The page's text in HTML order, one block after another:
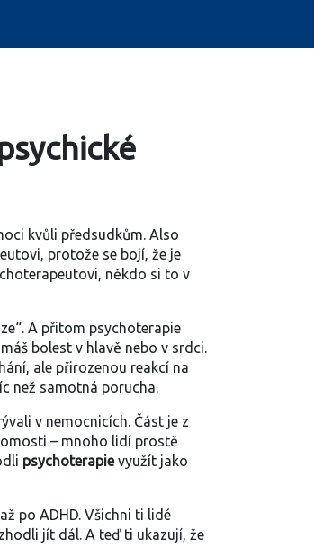
kvůli předsudkům. Also
protože se bojí, že je
někdo si to v
A přitom psychoterapie
bolest v hlavě nebo v srdci.
ale přirozenou reakcí na
než samotná porucha.
v nemocnicích. Část je z
– mnoho lidí prostě
psychoterapievyužít jako
po ADHD. Všichni ti lidé
jít dál. A teď ti ukazují, že